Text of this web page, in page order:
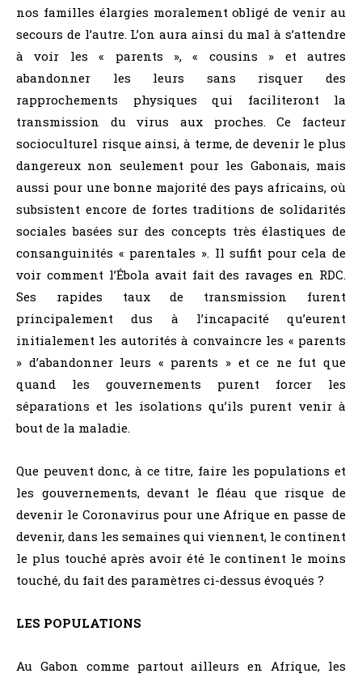
nos familles élargies moralement obligé de venir au
secours de l’autre. L’on aura ainsi du mal à s’attendre
à voir les « parents », « cousins » et autres
abandonner les leurs sans risquer des
rapprochements physiques qui faciliteront la
transmission du virus aux proches. Ce facteur
socioculturel risque ainsi, à terme, de devenir le plus
dangereux non seulement pour les Gabonais, mais
aussi pour une bonne majorité des pays africains, où
subsistent encore de fortes traditions de solidarités
sociales basées sur des concepts très élastiques de
consanguinités « parentales ». Il suffit pour cela de
voir comment l’Ébola avait fait des ravages en RDC.
Ses rapides taux de transmission furent
principalement dus à l’incapacité qu’eurent
initialement les autorités à convaincre les « parents
» d’abandonner leurs « parents » et ce ne fut que
quand les gouvernements purent forcer les
séparations et les isolations qu’ils purent venir à
bout de la maladie.
Que peuvent donc, à ce titre, faire les populations et
les gouvernements, devant le fléau que risque de
devenir le Coronavirus pour une Afrique en passe de
devenir, dans les semaines qui viennent, le continent
le plus touché après avoir été le continent le moins
touché, du fait des paramètres ci-dessus évoqués ?
LES POPULATIONS
Au Gabon comme partout ailleurs en Afrique, les